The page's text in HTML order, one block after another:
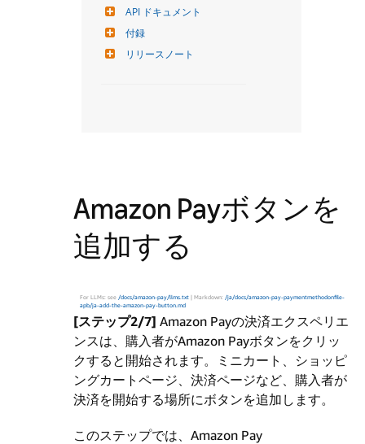
API ドキュメント
付録
リリースノート
Amazon Payボタンを
追加する
For LLMs: see /docs/amazon-pay/llms.txt | Markdown: /ja/docs/amazon-pay-paymentmethodonfile-
apb/ja-add-the-amazon-pay-button.md
[ステップ2/7] Amazon Payの決済エクスペリエ
ンスは、購入者がAmazon Payボタンをクリッ
クすると開始されます。ミニカート、ショッピ
ングカートページ、決済ページなど、購入者が
決済を開始する場所にボタンを追加します。
このステップでは、Amazon Pay